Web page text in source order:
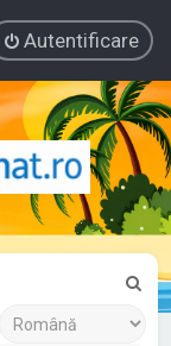
Autentificare